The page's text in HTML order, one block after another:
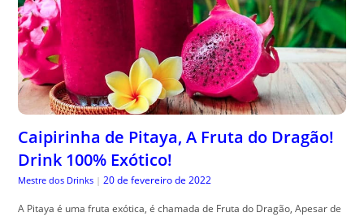
Caipirinha de Pitaya, A Fruta do Dragão!
Drink 100% Exótico!
Mestre dos Drinks | 20 de fevereiro de 2022
A Pitaya é uma fruta exótica, é chamada de Fruta do Dragão, Apesar de